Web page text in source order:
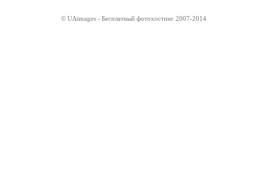
© UAimages - Бесплатный фотохостинг 2007-2014